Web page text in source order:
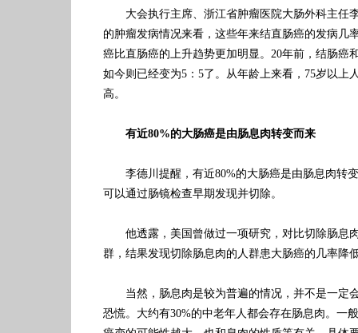
大会执行主席、浙江省肿瘤医院大肠外科主任
的肿瘤发病情况来看，这些年来结直肠癌的发病几
癌比直肠癌的上升趋势更加明显。20年前，结肠癌
如今则已经变为5：5了。从年龄上来看，75岁以上
高。
有近80%的大肠癌是由肠息肉转变而来
李德川提醒，有近80%的大肠癌是由肠息肉转
可以通过肠镜检查早期发现并切除。
他透露，美国曾做过一项研究，对比切除肠息
群，结果发现切除肠息肉的人群患大肠癌的几率降
当然，肠息肉是较为普遍的情况，并不是一定
恐慌。大约有30%的中老年人都会存在肠息肉。一